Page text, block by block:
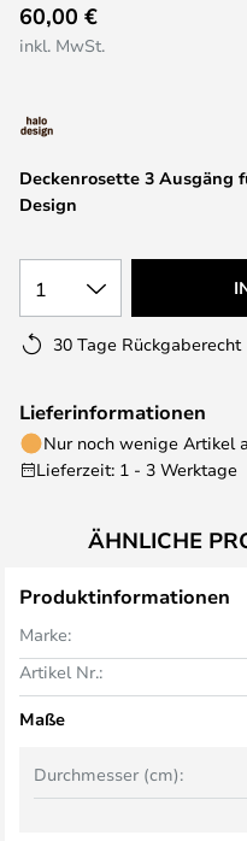
Anfang
der
springen
Deckenrosette 3 Ausgäng
Design
60,00 €
inkl. MwSt.
1
30 Tage Rückgaberecht
Lieferinformationen
Nur noch wenige Artikel
Lieferzeit: 1 - 3 Werktage
ÄHNLICHE
Produktinformationen
Marke:
Artikel Nr.:
Maße
Durchmesser (cm):